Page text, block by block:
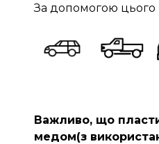
За допомогою цього
Важливо, що
медом(з